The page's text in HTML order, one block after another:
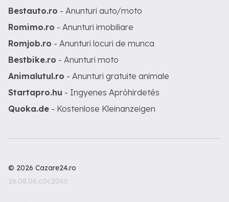
Bestauto.ro - Anunturi auto/moto
Romimo.ro - Anunturi imobiliare
Romjob.ro - Anunturi locuri de munca
Bestbike.ro - Anunturi moto
Animalutul.ro - Anunturi gratuite animale
Startapro.hu - Ingyenes Apróhirdetés
Quoka.de - Kostenlose Kleinanzeigen
© 2026 Cazare24.ro
26.08.06.c0c206c